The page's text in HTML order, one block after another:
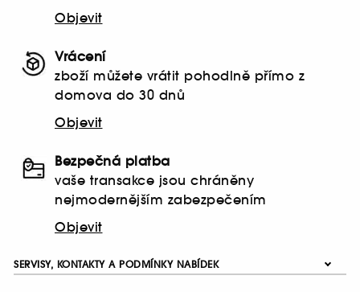
Objevit
Vrácení
zboží můžete vrátit pohodlně přímo z
domova do 30 dnů
Objevit
Bezpečná platba
vaše transakce jsou chráněny
nejmodernějším zabezpečením
Objevit
SERVISY, KONTAKTY A PODMÍNKY NABÍDEK